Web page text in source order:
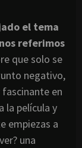
el tema
referimos
que solo se
negativo,
en
la película y
empiezas a
una